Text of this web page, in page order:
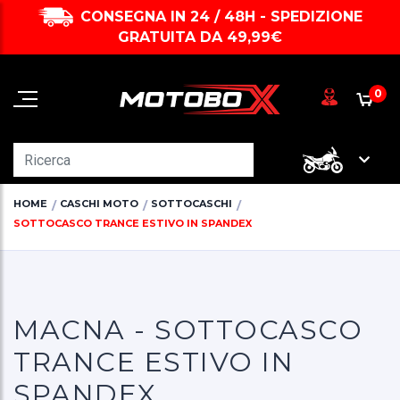
CONSEGNA IN 24 / 48H - SPEDIZIONE
GRATUITA DA 49,99€
0
HOME CASCHI MOTO
SOTTOCASCHI
SOTTOCASCO TRANCE ESTIVO IN SPANDEX
MACNA - SOTTOCASCO
TRANCE ESTIVO IN